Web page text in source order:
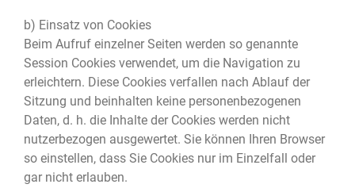
b) Einsatz von Cookies
Beim Aufruf einzelner Seiten werden so genannte
Session Cookies verwendet, um die Navigation zu
erleichtern. Diese Cookies verfallen nach Ablauf der
Sitzung und beinhalten keine personenbezogenen
Daten, d. h. die Inhalte der Cookies werden nicht
nutzerbezogen ausgewertet. Sie können Ihren Browser
so einstellen, dass Sie Cookies nur im Einzelfall oder
gar nicht erlauben.